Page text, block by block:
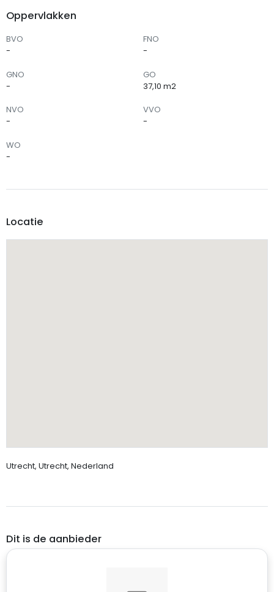
Oppervlakken
BVO
-
FNO
-
GNO
-
GO
37,10 m2
NVO
-
VVO
-
WO
-
Locatie
Utrecht, Utrecht, Nederland
Dit is de aanbieder